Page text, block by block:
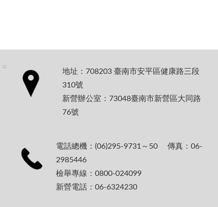
:::
地址：708203 臺南市安平區健康路三段
310號
新營辦公室：73048臺南市新營區大同路
76號
電話總機：(06)295-9731～50 傳真：06-
2985446
檢舉專線：0800-024099
新營電話：06-6324230